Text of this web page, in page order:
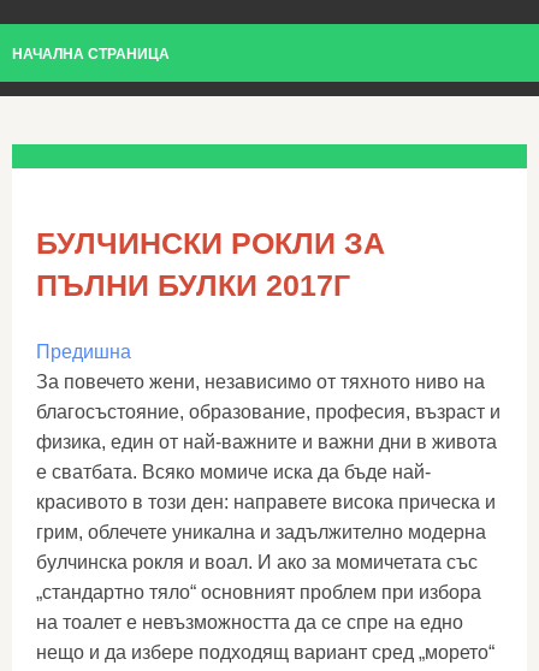
НАЧАЛНА СТРАНИЦА
БУЛЧИНСКИ РОКЛИ ЗА
ПЪЛНИ БУЛКИ 2017Г
Предишна
За повечето жени, независимо от тяхното ниво на
благосъстояние, образование, професия, възраст и
физика, един от най-важните и важни дни в живота
е сватбата. Всяко момиче иска да бъде най-
красивото в този ден: направете висока прическа и
грим, облечете уникална и задължително модерна
булчинска рокля и воал. И ако за момичетата със
„стандартно тяло“ основният проблем при избора
на тоалет е невъзможността да се спре на едно
нещо и да избере подходящ вариант сред „морето“